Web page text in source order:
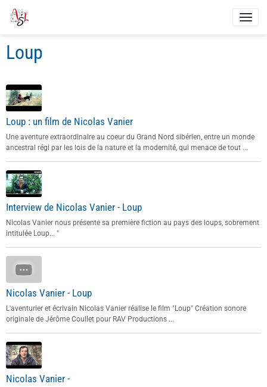
Loup
Loup : un film de Nicolas Vanier
Une aventure extraordinaire au coeur du Grand Nord sibérien, entre un monde
ancestral régi par les lois de la nature et la modernité, qui menace de tout ...
Interview de Nicolas Vanier - Loup
Nicolas Vanier nous présente sa première fiction au pays des loups, sobrement
intitulée Loup... "
Nicolas Vanier - Loup
L'aventurier et écrivain Nicolas Vanier réalise le film "Loup" Création sonore
originale de Jérôme Coullet pour RAV Productions ...
Nicolas Vanier -